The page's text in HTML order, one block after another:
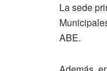
La sede
ABE.